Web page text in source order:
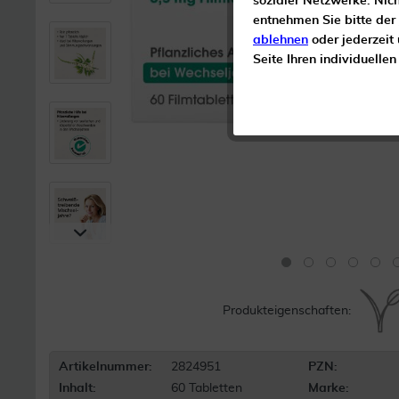
Produkteigenschaften:
Artikelnummer: 2824951 PZN:
Inhalt:
60 Tabletten Marke:
entnehmen Sie bitte der
ablehnen oder jederzeit
Seite Ihren